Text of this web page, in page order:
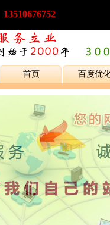
13510676752
首页 百度优